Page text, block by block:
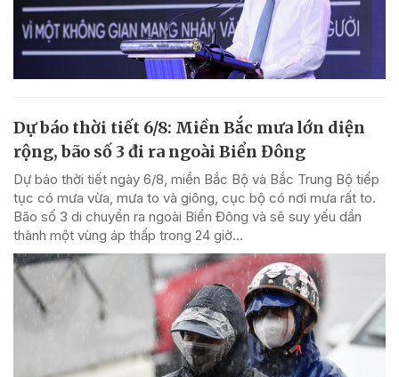
Dự báo thời tiết 6/8: Miền Bắc mưa lớn diện
rộng, bão số 3 đi ra ngoài Biển Đông
Dự báo thời tiết ngày 6/8, miền Bắc Bộ và Bắc Trung Bộ tiếp
tục có mưa vừa, mưa to và giông, cục bộ có nơi mưa rất to.
Bão số 3 di chuyển ra ngoài Biển Đông và sẽ suy yếu dần
thành một vùng áp thấp trong 24 giờ...